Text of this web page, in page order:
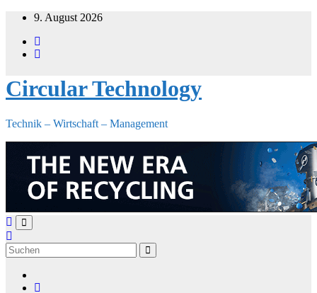
Zum
springen
9. August 2026
Circular Technology
Technik – Wirtschaft – Management